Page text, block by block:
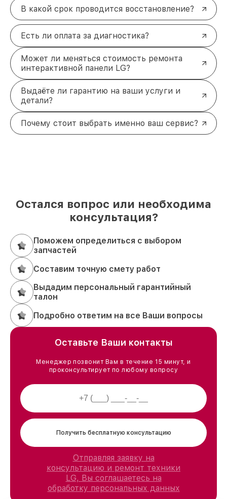
В какой срок проводится восстановление?
Есть ли оплата за диагностика?
Может ли меняться стоимость ремонта
интерактивной панели LG?
Выдаёте ли гарантию на ваши услуги и
детали?
Почему стоит выбрать именно ваш сервис?
Остался вопрос или необходима
консультация?
Поможем определиться с выбором
запчастей
Составим точную смету работ
Выдадим персональный гарантийный
талон
Подробно ответим на все Ваши вопросы
Оставьте Ваши контакты
Менеджер позвонит Вам в течение 15 минут, и
проконсультирует по любому вопросу
Получить бесплатную консультацию
Отправляя заявку на
консультацию и ремонт техники
LG, Вы соглашаетесь на
обработку персональных данных